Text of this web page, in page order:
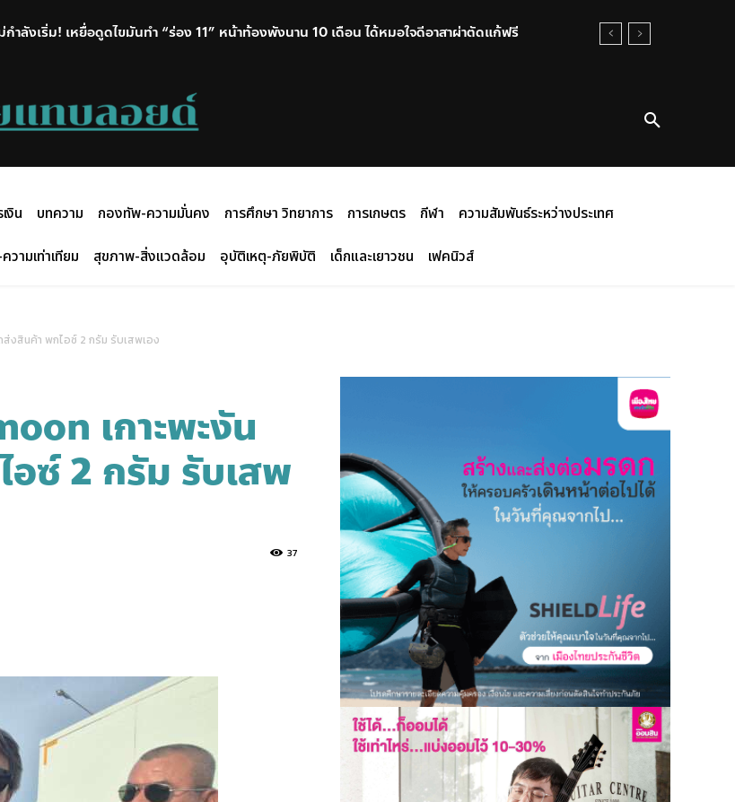
ำลังเริ่ม! เหยื่อดูดไขมันทำ “ร่อง 11” หน้าท้องพังนาน 10 เดือน ได้หมอใจดีอาสาผ่าตัดแก้ฟรี
.เผย ปืนที่ใช้กราดยิงเป็นของปู่ ยอดดับ 6 ศพ เจ็บ 15 สาหัส2 เร่งสอบเส้นทางอาวุธ-แรงจูงใจ
งิน บทความ กองทัพ-ความมั่นคง การศึกษา วิทยาการ การเกษตร กีฬา
ความสัมพันธ์ระหว่างประเทศ
ามเท่าเทียม สุขภาพ-สิ่งแวดล้อม อุบัติเหตุ-ภัยพิบัติ เด็กและเยาวชน เฟคนิวส์
งสินค้า พกไอซ์ 2 กรัม รับเสพเอง
เกาะพะงัน
ซ์ 2 กรัม รับเสพ
37